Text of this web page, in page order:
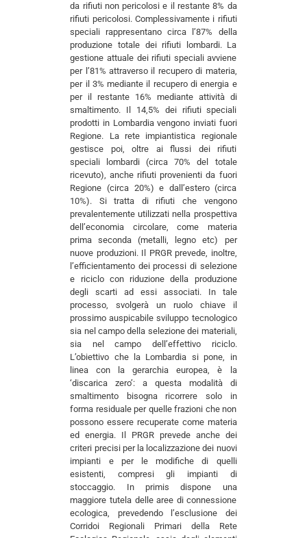
da rifiuti non pericolosi e il restante 8% da
rifiuti pericolosi. Complessivamente i rifiuti
speciali rappresentano circa l’87% della
produzione totale dei rifiuti lombardi. La
gestione attuale dei rifiuti speciali avviene
per l’81% attraverso il recupero di materia,
per il 3% mediante il recupero di energia e
per il restante 16% mediante attività di
smaltimento. Il 14,5% dei rifiuti speciali
prodotti in Lombardia vengono inviati fuori
Regione. La rete impiantistica regionale
gestisce poi, oltre ai flussi dei rifiuti
speciali lombardi (circa 70% del totale
ricevuto), anche rifiuti provenienti da fuori
Regione (circa 20%) e dall’estero (circa
10%). Si tratta di rifiuti che vengono
prevalentemente utilizzati nella prospettiva
dell’economia circolare, come materia
prima seconda (metalli, legno etc) per
nuove produzioni. Il PRGR prevede, inoltre,
l’efficientamento dei processi di selezione
e riciclo con riduzione della produzione
degli scarti ad essi associati. In tale
processo, svolgerà un ruolo chiave il
prossimo auspicabile sviluppo tecnologico
sia nel campo della selezione dei materiali,
sia nel campo dell’effettivo riciclo.
L’obiettivo che la Lombardia si pone, in
linea con la gerarchia europea, è la
‘discarica zero’: a questa modalità di
smaltimento bisogna ricorrere solo in
forma residuale per quelle frazioni che non
possono essere recuperate come materia
ed energia. Il PRGR prevede anche dei
criteri precisi per la localizzazione dei nuovi
impianti e per le modifiche di quelli
esistenti, compresi gli impianti di
stoccaggio. In primis dispone una
maggiore tutela delle aree di connessione
ecologica, prevedendo l’esclusione dei
Corridoi Regionali Primari della Rete